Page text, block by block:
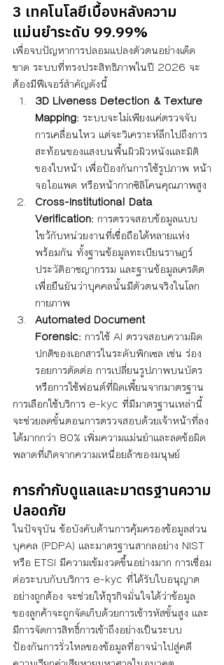
3 เทคโนโลยีเบื้องหลังความ
แม่นยำระดับ 99.99%
เพื่อจบปัญหาการปลอมแปลงตัวตนอย่างเด็ด
ขาด ระบบที่ทรงประสิทธิภาพในปี 2026 จะ
ต้องมีฟีเจอร์สำคัญดังนี้
3D Liveness Detection & Texture
Mapping: ระบบจะไม่เพียงแค่ตรวจจับ
การเคลื่อนไหว แต่จะวิเคราะห์ลึกไปถึงการ
สะท้อนของแสงบนพื้นผิวผิวหนังและมิติ
ของใบหน้า เพื่อป้องกันการใช้รูปภาพ หน้า
จอไอแพด หรือหน้ากากซิลิโคนคุณภาพสูง
Cross-Institutional Data
Verification: การตรวจสอบข้อมูลแบบ
ไขว้กับหน่วยงานที่เชื่อถือได้หลายแห่ง
พร้อมกัน ทั้งฐานข้อมูลทะเบียนราษฎร์
ประวัติอาชญากรรม และฐานข้อมูลเครดิต
เพื่อยืนยันว่าบุคคลนั้นมีตัวตนจริงในโลก
กายภาพ
Automated Document
Forensic: การใช้ AI ตรวจสอบความผิด
ปกติของเอกสารในระดับพิกเซล เช่น ร่อง
รอยการตัดต่อ การเปลี่ยนรูปภาพบนบัตร
หรือการใช้ฟอนต์ที่ผิดเพี้ยนจากมาตรฐาน
การเลือกใช้บริการ e-kyc ที่มีมาตรฐานเหล่านี้
จะช่วยลดขั้นตอนการตรวจสอบด้วยเจ้าหน้าที่ลง
ได้มากกว่า 80% เพิ่มความแม่นยำและลดข้อผิด
พลาดที่เกิดจากความเหนื่อยล้าของมนุษย์
การกำกับดูแลและมาตรฐานความ
ปลอดภัย
ในปัจจุบัน ข้อบังคับด้านการคุ้มครองข้อมูลส่วน
บุคคล (PDPA) และมาตรฐานสากลอย่าง NIST
หรือ ETSI มีความเข้มงวดขึ้นอย่างมาก การเชื่อม
ต่อระบบกับบริการ e-kyc ที่ได้รับใบอนุญาต
อย่างถูกต้อง จะช่วยให้ธุรกิจมั่นใจได้ว่าข้อมูล
ของลูกค้าจะถูกจัดเก็บด้วยการเข้ารหัสขั้นสูง และ
มีการจัดการสิทธิ์การเข้าถึงอย่างเป็นระบบ
ป้องกันการรั่วไหลของข้อมูลที่อาจนำไปสู่คดี